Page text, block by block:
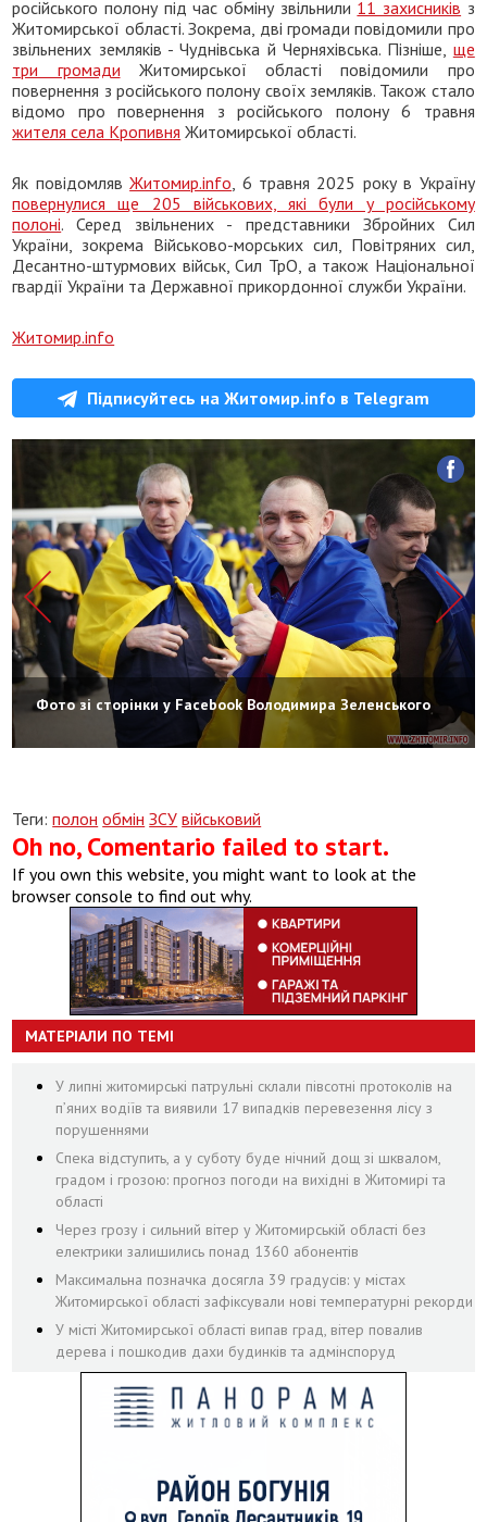
російського полону під час обміну звільнили 11 захисників з
Житомирської області. Зокрема, дві громади повідомили про
звільнених земляків - Чуднівська й Черняхівська. Пізніше, ще
три громади Житомирської області повідомили про
повернення з російського полону своїх земляків. Також стало
відомо про повернення з російського полону 6 травня
жителя села Кропивня Житомирської області.
Як повідомлявЖитомир.info , 6 травня 2025 року в Україну
повернулися ще 205 військових, які були у російському
полоні. Серед звільнених - представники Збройних Сил
України, зокрема Військово-морських сил, Повітряних сил,
Десантно-штурмових військ, Сил ТрО, а також Національної
гвардії України та Державної прикордонної служби України.
Житомир.info
Підписуйтесь на Житомир.info в Telegram
Фото зі сторінки у Facebook Володимира Зеленського
Теги:полон обмін ЗСУ військовий
Oh no, Comentario failed to start.
If you own this website, you might want to look at the
browser console to find out why.
МАТЕРІАЛИ ПО ТЕМІ
У липні житомирські патрульні склали півсотні протоколів на
пʼяних водіїв та виявили 17 випадків перевезення лісу з
порушеннями
Спека відступить, а у суботу буде нічний дощ зі шквалом,
градом і грозою: прогноз погоди на вихідні в Житомирі та
області
Через грозу і сильний вітер у Житомирській області без
електрики залишились понад 1360 абонентів
Максимальна позначка досягла 39 градусів: у містах
Житомирської області зафіксували нові температурні рекорди
У місті Житомирської області випав град, вітер повалив
дерева і пошкодив дахи будинків та адмінспоруд